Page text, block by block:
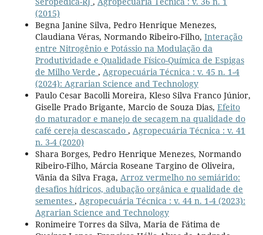
(2015)
Begna Janine Silva, Pedro Henrique Menezes,
Claudiana Véras, Normando Ribeiro-Filho, Interação
entre Nitrogênio e Potássio na Modulação da
Produtividade e Qualidade Físico-Química de Espigas
de Milho Verde , Agropecuária Técnica : v. 45 n. 1-4
(2024): Agrarian Science and Technology
Paulo Cesar Bacolli Moreira, Kleso Silva Franco Júnior,
Giselle Prado Brigante, Marcio de Souza Dias, Efeito
do maturador e manejo de secagem na qualidade do
café cereja descascado , Agropecuária Técnica : v. 41
n. 3-4 (2020)
Shara Borges, Pedro Henrique Menezes, Normando
Ribeiro-Filho, Márcia Roseane Targino de Oliveira,
Vânia da Silva Fraga, Arroz vermelho no semiárido:
desafios hídricos, adubação orgânica e qualidade de
sementes , Agropecuária Técnica : v. 44 n. 1-4 (2023):
Agrarian Science and Technology
Ronimeire Torres da Silva, Maria de Fátima de